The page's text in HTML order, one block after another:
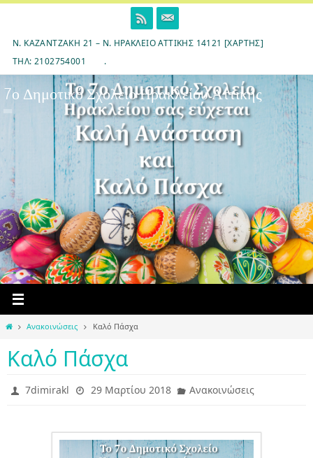
content
Ν. ΚΑΖΑΝΤΖΆΚΗ 21 – Ν. ΗΡΆΚΛΕΙΟ ΑΤΤΙΚΉΣ 14121 [ΧΆΡΤΗΣ]
ΤΗΛ: 2102754001
.
7ο Δημοτικό Σχολείο Ηρακλείου Αττικής
HomeΑνακοινώσεις Καλό Πάσχα
Καλό Πάσχα
7dimirakl 29 Μαρτίου 2018 Ανακοινώσεις